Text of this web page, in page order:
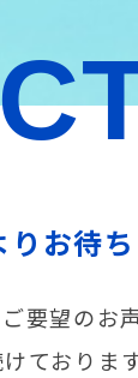
お待ち
要望のお
ております